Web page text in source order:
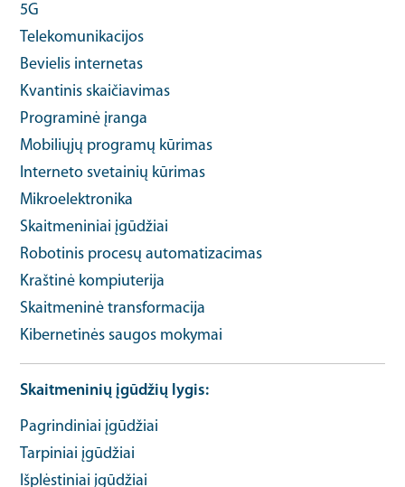
5G
Telekomunikacijos
Bevielis internetas
Kvantinis skaičiavimas
Programinė įranga
Mobiliųjų programų kūrimas
Interneto svetainių kūrimas
Mikroelektronika
Skaitmeniniai įgūdžiai
Robotinis procesų automatizacimas
Kraštinė kompiuterija
Skaitmeninė transformacija
Kibernetinės saugos mokymai
Skaitmeninių įgūdžių lygis
Pagrindiniai įgūdžiai
Tarpiniai įgūdžiai
Išplėstiniai įgūdžiai